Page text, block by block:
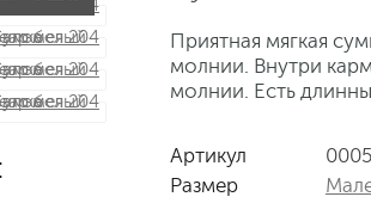
Приятная мягкая
молнии. Внутри
молнии. Есть
Артикул
Размер